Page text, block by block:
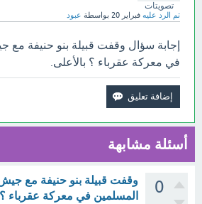
تصويتات
تم الرد عليه فبراير 20 بواسطة عبود
إجابة سؤال وقفت قبيلة بنو حنيفة مع
في معركة عقرباء ؟ بالأعلى.
أسئلة مشابهة
0
وقفت قبيلة بنو حنيفة مع
المسلمين في معركة عقرباء